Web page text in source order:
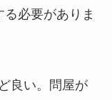
必要がありま
良い。問屋が